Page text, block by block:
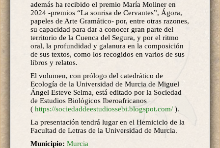
además ha recibido el premio María Moliner en
2024 -premios “La sonrisa de Cervantes”, Ágora,
papeles de Arte Gramático- por, entre otras razones,
su capacidad para dar a conocer gran parte del
territorio de la Cuenca del Segura, y por el ritmo
oral, la profundidad y galanura en la composición
de sus textos, como los recogidos en varios de sus
libros y relatos.
El volumen, con prólogo del catedrático de
Ecología de la Universidad de Murcia de Miguel
Ángel Esteve Selma, está editado por la Sociedad
de Estudios Biológicos Iberoafricanos
( https://sociedaddeestudiossebi.blogspot.com/ ).
La presentación tendrá lugar en el Hemiciclo de la
Facultad de Letras de la Universidad de Murcia.
Municipio: Murcia